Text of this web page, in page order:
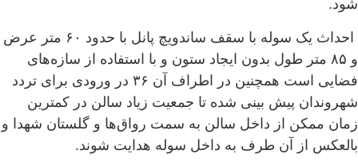
شود.
احداث یک سوله با سقف ساندویچ پانل با حدود ۶۰ متر عرض
و ۸۵ متر طول بدون ایجاد ستون و با استفاده از سازه‌های
فضایی است همچنین در اطراف آن ۳۶ در ورودی برای تردد
شهروندان پیش بینی شده تا جمعیت زیاد سالن در کمترین
زمان ممکن از داخل سالن به سمت رواق‌ها و گلستان شهدا و
بالعکس از آن طرف به داخل سوله هدایت شوند.